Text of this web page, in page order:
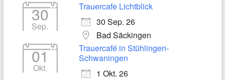
30
Sep.
Trauercafe Lichtblick
30 Sep. 26
Bad Säckingen
01
Okt.
Trauercafé in Stühlingen-
Schwaningen
1 Okt. 26